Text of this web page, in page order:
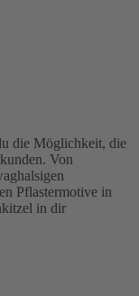
die Möglichkeit, die
Von
Pflastermotive in
in dir